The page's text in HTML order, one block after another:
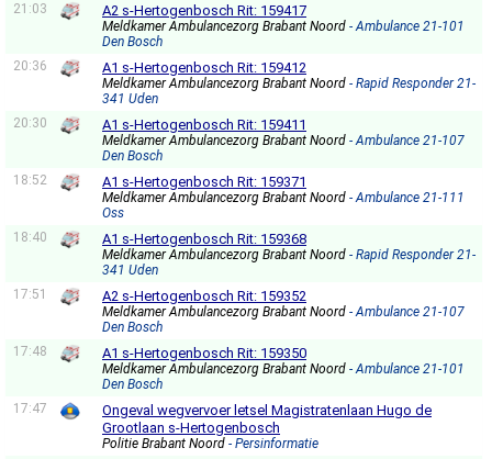
21:03
A2 s-Hertogenbosch Rit: 159417
Meldkamer Ambulancezorg Brabant Noord - Ambulance 21-101
Den Bosch
20:36
A1 s-Hertogenbosch Rit: 159412
Meldkamer Ambulancezorg Brabant Noord - Rapid Responder 21-
341 Uden
20:30
A1 s-Hertogenbosch Rit: 159411
Meldkamer Ambulancezorg Brabant Noord - Ambulance 21-107
Den Bosch
18:52
A1 s-Hertogenbosch Rit: 159371
Meldkamer Ambulancezorg Brabant Noord - Ambulance 21-111
Oss
18:40
A1 s-Hertogenbosch Rit: 159368
Meldkamer Ambulancezorg Brabant Noord - Rapid Responder 21-
341 Uden
17:51
A2 s-Hertogenbosch Rit: 159352
Meldkamer Ambulancezorg Brabant Noord - Ambulance 21-107
Den Bosch
17:48
A1 s-Hertogenbosch Rit: 159350
Meldkamer Ambulancezorg Brabant Noord - Ambulance 21-101
Den Bosch
17:47
Ongeval wegvervoer letsel Magistratenlaan Hugo de
Grootlaan s-Hertogenbosch
Politie Brabant Noord - Persinformatie